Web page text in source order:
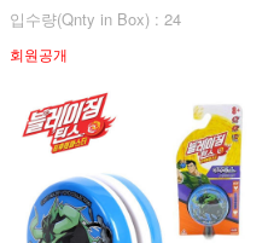
입수량(Qnty in Box) : 24
회원공개